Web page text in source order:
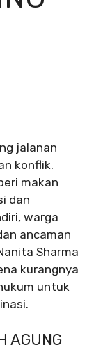
jalanan
konflik.
makan
dan
warga
ancaman
Sharma
kurangnya
untuk
AGUNG